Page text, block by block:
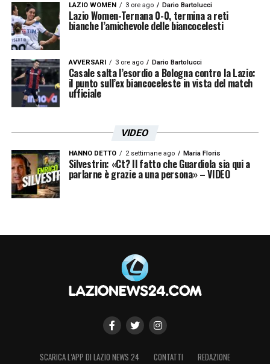
LAZIO WOMEN 3 ore ago Dario Bartolucci
Lazio Women-Ternana 0-0, termina a reti
bianche l’amichevole delle biancocelesti
AVVERSARI 3 ore ago Dario Bartolucci
Casale salta l’esordio a Bologna contro la Lazio:
il punto sull’ex biancoceleste in vista del match
ufficiale
VIDEO
HANNO DETTO 2 settimane ago Maria Floris
Silvestrin: «Ct? Il fatto che Guardiola sia qui a
parlarne è grazie a una persona» – VIDEO
SCARICA L’APP DI LAZIO NEWS 24 CONTATTI REDAZIONE